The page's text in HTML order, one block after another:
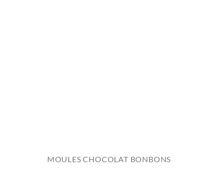
MOULES CHOCOLAT BONBONS